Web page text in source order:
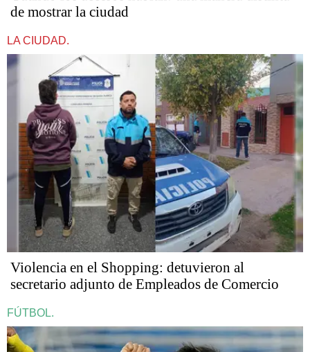
de mostrar la ciudad
LA CIUDAD.
Violencia en el Shopping: detuvieron al
secretario adjunto de Empleados de Comercio
FÚTBOL.